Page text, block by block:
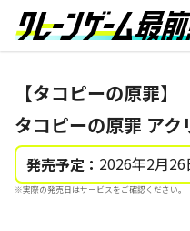
【タコピーの原罪】
タコピーの原罪 アク
発売予定： 2026年2月26
※実際の発売日はサービスをご確認ください。